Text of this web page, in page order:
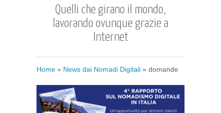
Quelli che girano il mondo,
lavorando ovunque grazie a
Internet
Home » News dai Nomadi Digitali » domande